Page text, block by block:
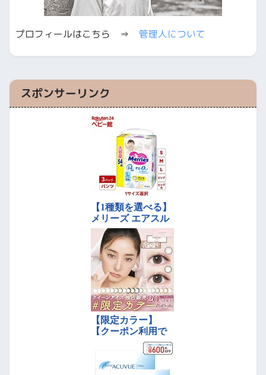
プロフィールはこちら ⇒ 管理人について
スポンサーリンク